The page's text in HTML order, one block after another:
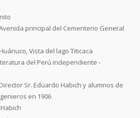
principal del Cementerio General
Vista del lago Titicaca
del Perú independiente -
Sr. Eduardo Habich y alumnos de
en 1906